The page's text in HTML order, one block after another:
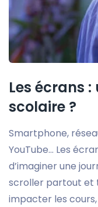
Les écrans
scolaire ?
Smartphone,
YouTube… Les
d’imaginer une
scroller partout et
impacter les